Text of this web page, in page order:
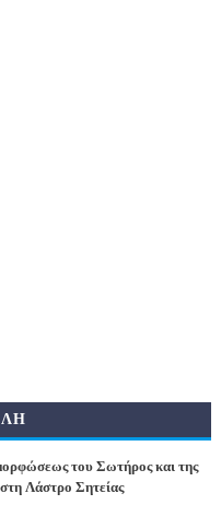
του Σωτήρος και της
Λάστρο Σητείας